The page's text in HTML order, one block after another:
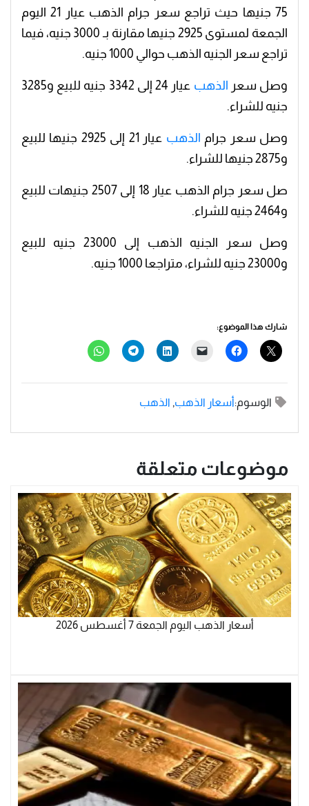
75 جنيها حيث تراجع سعر جرام الذهب عيار 21 اليوم
الجمعة لمستوى 2925 جنيها مقارنة بـ 3000 جنيه، فيما
تراجع سعر الجنيه الذهب حوالي 1000 جنيه.
وصل سعر الذهب
عيار 24 إلى 3342 جنيه للبيع و3285
جنيه للشراء.
وصل سعر جرام الذهب
عيار 21 إلى 2925 جنيها للبيع
و2875 جنيها للشراء.
صل سعر جرام الذهب عيار 18 إلى 2507 جنيهات للبيع
و2464 جنيه للشراء.
وصل سعر الجنيه الذهب إلى 23000 جنيه للبيع
و23000 جنيه للشراء، متراجعا 1000 جنيه.
شارك هذا الموضوع:
الوسوم:أسعار الذهب, الذهب
موضوعات متعلقة
أسعار الذهب اليوم الجمعة 7 أغسطس 2026